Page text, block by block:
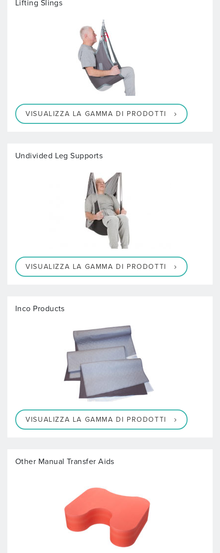
Lifting Slings
VISUALIZZA LA GAMMA DI PRODOTTI
Undivided Leg Supports
VISUALIZZA LA GAMMA DI PRODOTTI
Inco Products
VISUALIZZA LA GAMMA DI PRODOTTI
Other Manual Transfer Aids